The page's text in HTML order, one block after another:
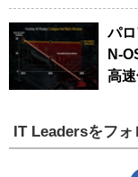
パ
N-
高
IT Leadersをフォ